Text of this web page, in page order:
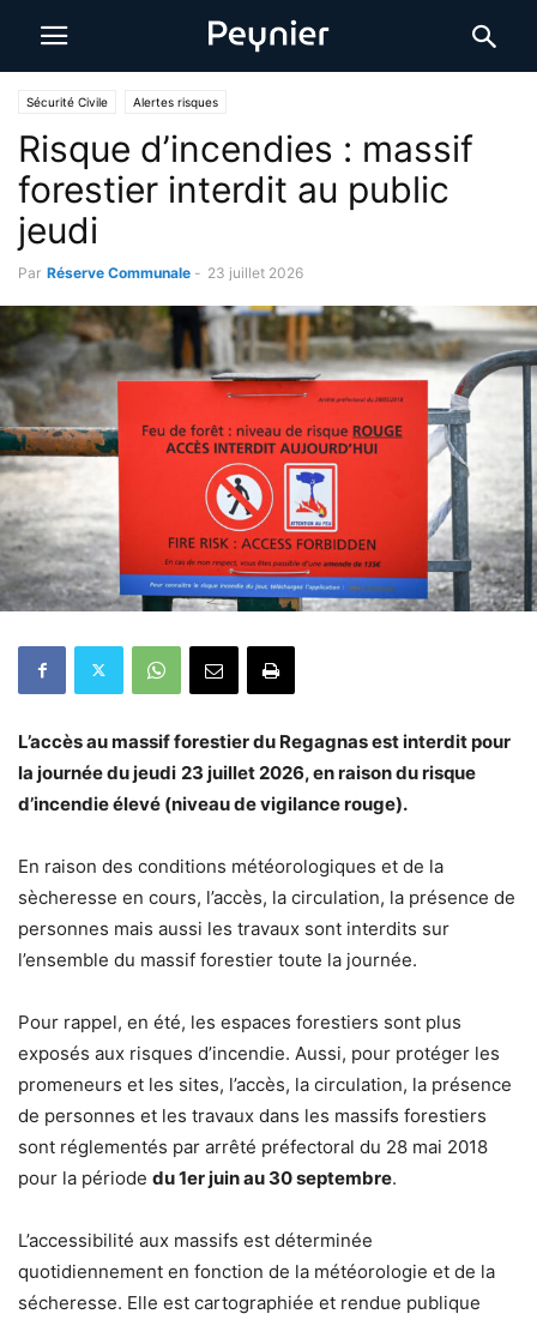
Sécurité Civile Alertes risques
Risque d’incendies : massif
forestier interdit au public
jeudi
Par Réserve Communale - 23 juillet 2026
L’accès au massif forestier du Regagnas est interdit pour
la journée du jeudi 23 juillet 2026, en raison du risque
d’incendie élevé (niveau de vigilance rouge).
En raison des conditions météorologiques et de la
sècheresse en cours, l’accès, la circulation, la présence de
personnes mais aussi les travaux sont interdits sur
l’ensemble du massif forestier toute la journée.
Pour rappel, en été, les espaces forestiers sont plus
exposés aux risques d’incendie. Aussi, pour protéger les
promeneurs et les sites, l’accès, la circulation, la présence
de personnes et les travaux dans les massifs forestiers
sont réglementés par arrêté préfectoral du 28 mai 2018
pour la période du 1er juin au 30 septembre.
L’accessibilité aux massifs est déterminée
quotidiennement en fonction de la météorologie et de la
sécheresse. Elle est cartographiée et rendue publique